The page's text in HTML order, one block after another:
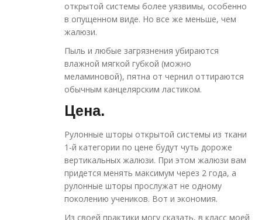
открытой системы более уязвимы, особенно
в опущенном виде. Но все же меньше, чем
жалюзи.
Пыль и любые загрязнения убираются
влажной мягкой губкой (можно
меламиновой), пятна от чернил оттираются
обычным канцелярским ластиком.
Цена.
Рулонные шторы открытой системы из ткани
1-й категории по цене будут чуть дороже
вертикальных жалюзи. При этом жалюзи вам
придется менять максимум через 2 года, а
рулонные шторы прослужат не одному
поколению учеников. Вот и экономия.
Из своей практики могу сказать, в класс моей